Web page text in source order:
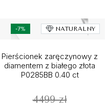
-7% NATURALNY
Pierścionek zaręczynowy z
diamentem z białego złota
P0285BB 0.40 ct
4499 zł